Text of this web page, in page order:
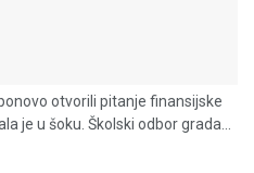
otvorili pitanje finansijske
je u šoku. Školski odbor grada...